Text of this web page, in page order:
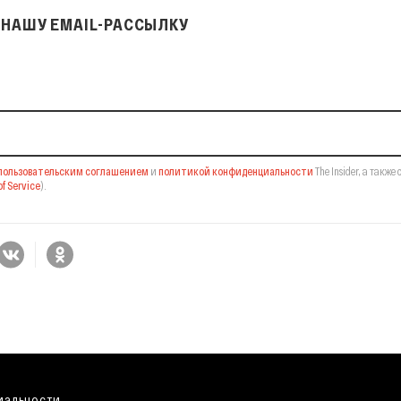
EMAIL-РАССЫЛКУ
соглашением и политикой конфиденциальности The Insider, а также
Service).